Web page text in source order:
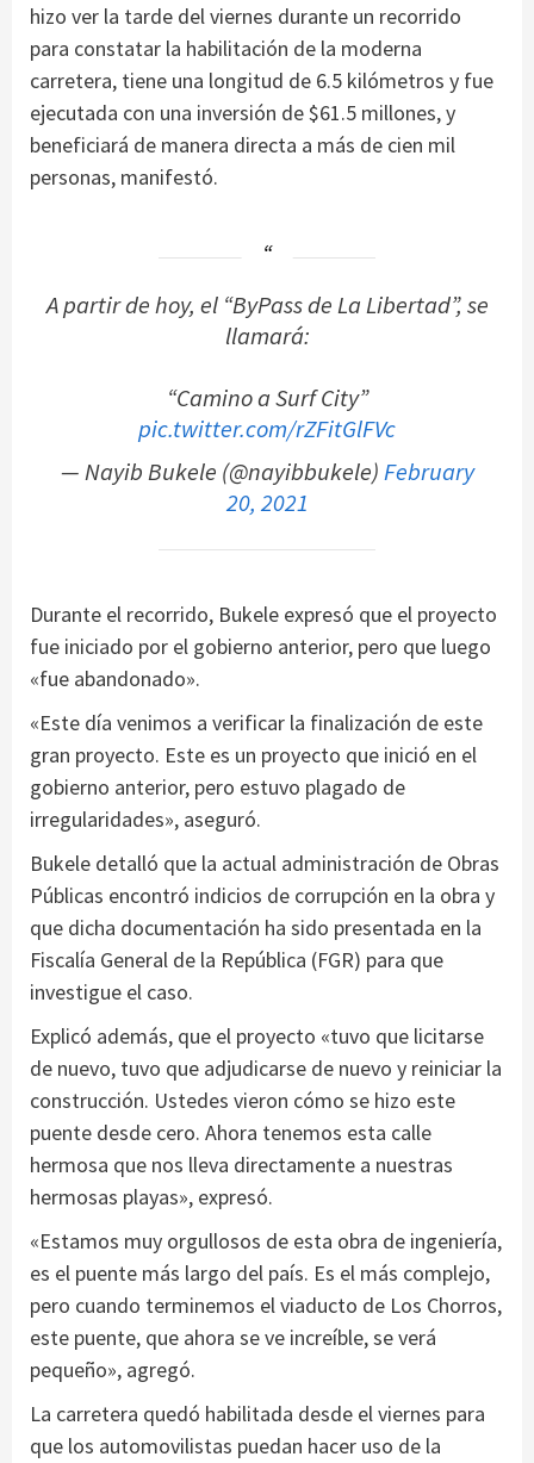
hizo ver la tarde del viernes durante un recorrido
para constatar la habilitación de la moderna
carretera, tiene una longitud de 6.5 kilómetros y fue
ejecutada con una inversión de $61.5 millones, y
beneficiará de manera directa a más de cien mil
personas, manifestó.
A partir de hoy, el “ByPass de La Libertad”, se
llamará:
“Camino a Surf City”
pic.twitter.com/rZFitGlFVc
— Nayib Bukele (@nayibbukele)February
20, 2021
Durante el recorrido, Bukele expresó que el proyecto
fue iniciado por el gobierno anterior, pero que luego
«fue abandonado».
«Este día venimos a verificar la finalización de este
gran proyecto. Este es un proyecto que inició en el
gobierno anterior, pero estuvo plagado de
irregularidades», aseguró.
Bukele detalló que la actual administración de Obras
Públicas encontró indicios de corrupción en la obra y
que dicha documentación ha sido presentada en la
Fiscalía General de la República (FGR) para que
investigue el caso.
Explicó además, que el proyecto «tuvo que licitarse
de nuevo, tuvo que adjudicarse de nuevo y reiniciar la
construcción. Ustedes vieron cómo se hizo este
puente desde cero. Ahora tenemos esta calle
hermosa que nos lleva directamente a nuestras
hermosas playas», expresó.
«Estamos muy orgullosos de esta obra de ingeniería,
es el puente más largo del país. Es el más complejo,
pero cuando terminemos el viaducto de Los Chorros,
este puente, que ahora se ve increíble, se verá
pequeño», agregó.
La carretera quedó habilitada desde el viernes para
que los automovilistas puedan hacer uso de la